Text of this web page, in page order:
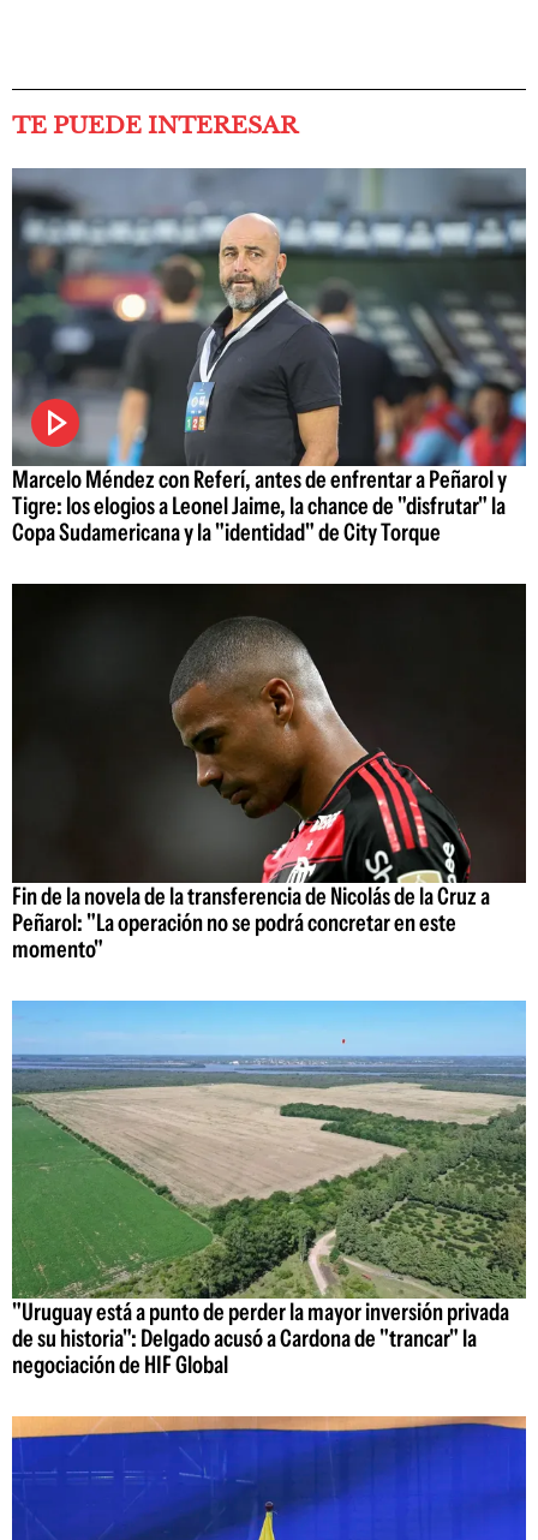
TE PUEDE INTERESAR
Marcelo Méndez con Referí, antes de enfrentar a Peñarol y
Tigre: los elogios a Leonel Jaime, la chance de "disfrutar" la
Copa Sudamericana y la "identidad" de City Torque
Fin de la novela de la transferencia de Nicolás de la Cruz a
Peñarol: "La operación no se podrá concretar en este
momento"
"Uruguay está a punto de perder la mayor inversión privada
de su historia": Delgado acusó a Cardona de "trancar" la
negociación de HIF Global